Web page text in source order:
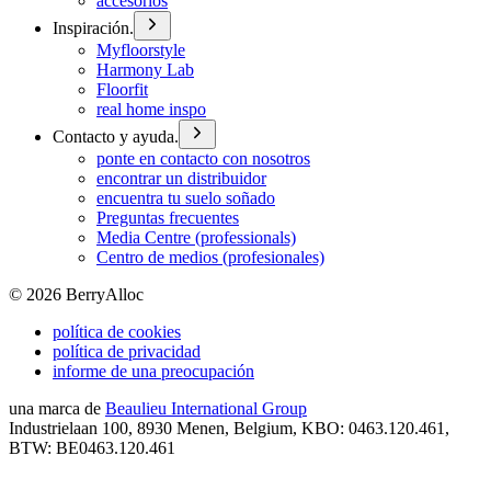
Inspiración.
Myfloorstyle
Harmony Lab
Floorfit
real home inspo
Contacto y ayuda.
ponte en contacto con nosotros
encontrar un distribuidor
encuentra tu suelo soñado
Preguntas frecuentes
Media Centre (professionals)
Centro de medios (profesionales)
© 2026 BerryAlloc
política de cookies
política de privacidad
informe de una preocupación
una marca de Beaulieu International Group
Industrielaan 100, 8930 Menen, Belgium, KBO: 0463.120.461,
BTW: BE0463.120.461